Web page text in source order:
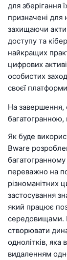
для зберігання
призначені для
захищаючи
доступу та
найкращих
цифрових
особистих
своєї
На завершення,
багатогранною,
Як буде
Bware
переважно на
різноманітних
застосування
який працює
середовищами.
створювати
однолітків, яка
видаленням